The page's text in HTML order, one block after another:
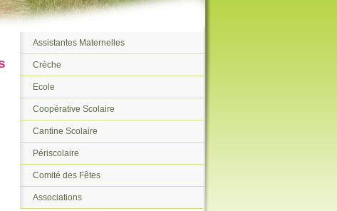
Assistantes Maternelles
Crèche
Ecole
Coopérative Scolaire
Cantine Scolaire
Périscolaire
Comité des Fêtes
Associations